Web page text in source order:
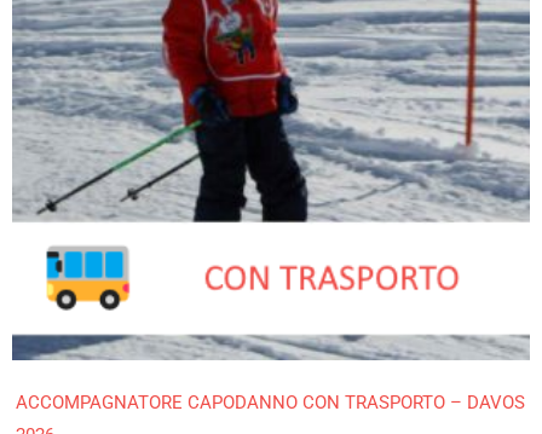
ACCOMPAGNATORE CAPODANNO CON TRASPORTO – DAVOS